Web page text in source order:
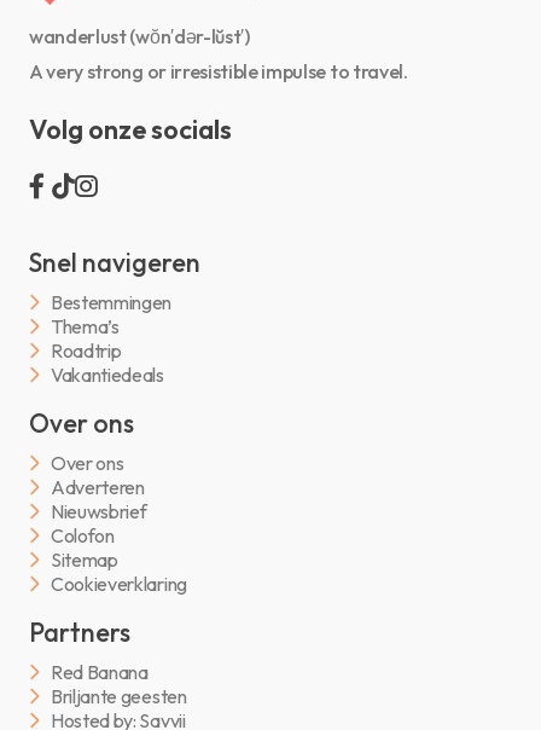
wanderlust (wŏn′dər-lŭst′)
A very strong or irresistible impulse to travel.
Volg onze socials
Snel navigeren
Bestemmingen
Thema’s
Roadtrip
Vakantiedeals
Over ons
Over ons
Adverteren
Nieuwsbrief
Colofon
Sitemap
Cookieverklaring
Partners
Red Banana
Briljante geesten
Hosted by: Savvii